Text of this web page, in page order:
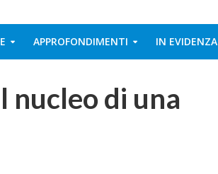
APPROFONDIMENTI IN EVIDENZA
nucleo di una